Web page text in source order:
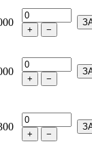
+ −
+ −
+ −